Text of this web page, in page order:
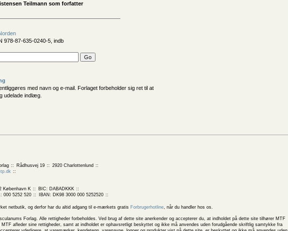
Teilmann som forfatter
978-87-635-0240-5, indb
med navn og e-mail. Forlaget forbeholder sig ret til at
udelade indlæg.
Rådhusvej 19
2920 Charlottenlund
København K
BIC: DABADKKK
000 5252 520 IBAN: DK98 3000 000 5252520
netbutik, og derfor har du altid adgang til e-mærkets gratis Forbrugerhotline, når du handler hos os.
Forlag. Alle rettigheder forbeholdes. Ved brug af dette site anerkender og accepterer du, at indholdet på dette site tilhører MTF
MTF afleder sine rettigheder, samt at indholdet er ophavsretligt beskyttet og ikke må anvendes uden forudgående skriftlig samtykke fra